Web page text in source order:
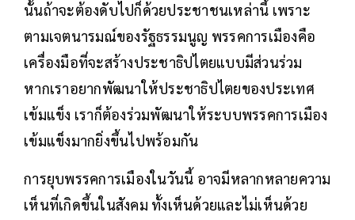
นั้นถ้าจะต้องดับไปก็ด้วยประชาชนเหล่านี้ เพราะ
ตามเจตนารมณ์ของรัฐธรรมนูญ พรรคการเมืองคือ
เครื่องมือที่จะสร้างประชาธิปไตยแบบมีส่วนร่วม
หากเราอยากพัฒนาให้ประชาธิปไตยของประเทศ
เข้มแข็ง เราก็ต้องร่วมพัฒนาให้ระบบพรรคการเมือง
เข้มแข็งมากยิ่งขึ้นไปพร้อมกัน
การยุบพรรคการเมืองในวันนี้ อาจมีหลากหลายความ
เห็นที่เกิดขึ้นในสังคม ทั้งเห็นด้วยและไม่เห็นด้วย